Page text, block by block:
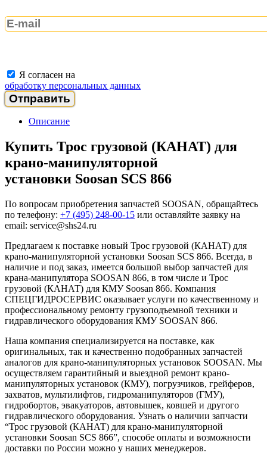
Я согласен на
обработку персональных данных
Описание
Купить Трос грузовой (КАНАТ) для
крано-манипуляторной
установки Soosan SCS 866
По вопросам приобретения запчастей SOOSAN, обращайтесь
по телефону: +7 (495) 248-00-15 или оставляйте заявку на
email: service@shs24.ru
Предлагаем к поставке новый Трос грузовой (КАНАТ) для
крано-манипуляторной установки Soosan SCS 866. Всегда, в
наличие и под заказ, имеется большой выбор запчастей для
крана-манипулятора SOOSAN 866, в том числе и Трос
грузовой (КАНАТ) для КМУ Soosan 866. Компания
СПЕЦГИДРОСЕРВИС оказывает услуги по качественному и
профессиональному ремонту грузоподъемной техники и
гидравлического оборудования КМУ SOOSAN 866.
Наша компания специализируется на поставке, как
оригинальных, так и качественно подобранных запчастей
аналогов для крано-манипуляторных установок SOOSAN. Мы
осуществляем гарантийный и выездной ремонт крано-
манипуляторных установок (КМУ), погрузчиков, грейферов,
захватов, мультилифтов, гидроманипуляторов (ГМУ),
гидробортов, эвакуаторов, автовышек, ковшей и другого
гидравлического оборудования. Узнать о наличии запчасти
“Трос грузовой (КАНАТ) для крано-манипуляторной
установки Soosan SCS 866”, способе оплаты и возможности
доставки по России можно у наших менеджеров.